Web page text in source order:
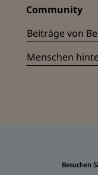
Community
Beiträge von
Menschen
Besuchen